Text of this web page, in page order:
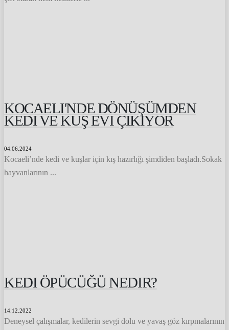
KOCAELI'NDE DÖNÜŞÜMDEN
KEDI VE KUŞ EVI ÇIKIYOR
04.06.2024
Kocaeli’nde kedi ve kuşlar için kış hazırlığı şimdiden başladı.Sokak
hayvanlarının ...
KEDI ÖPÜCÜĞÜ NEDIR?
14.12.2022
Deneysel çalışmalar, kedilerin sevgi dolu ve yavaş göz kırpmalarının